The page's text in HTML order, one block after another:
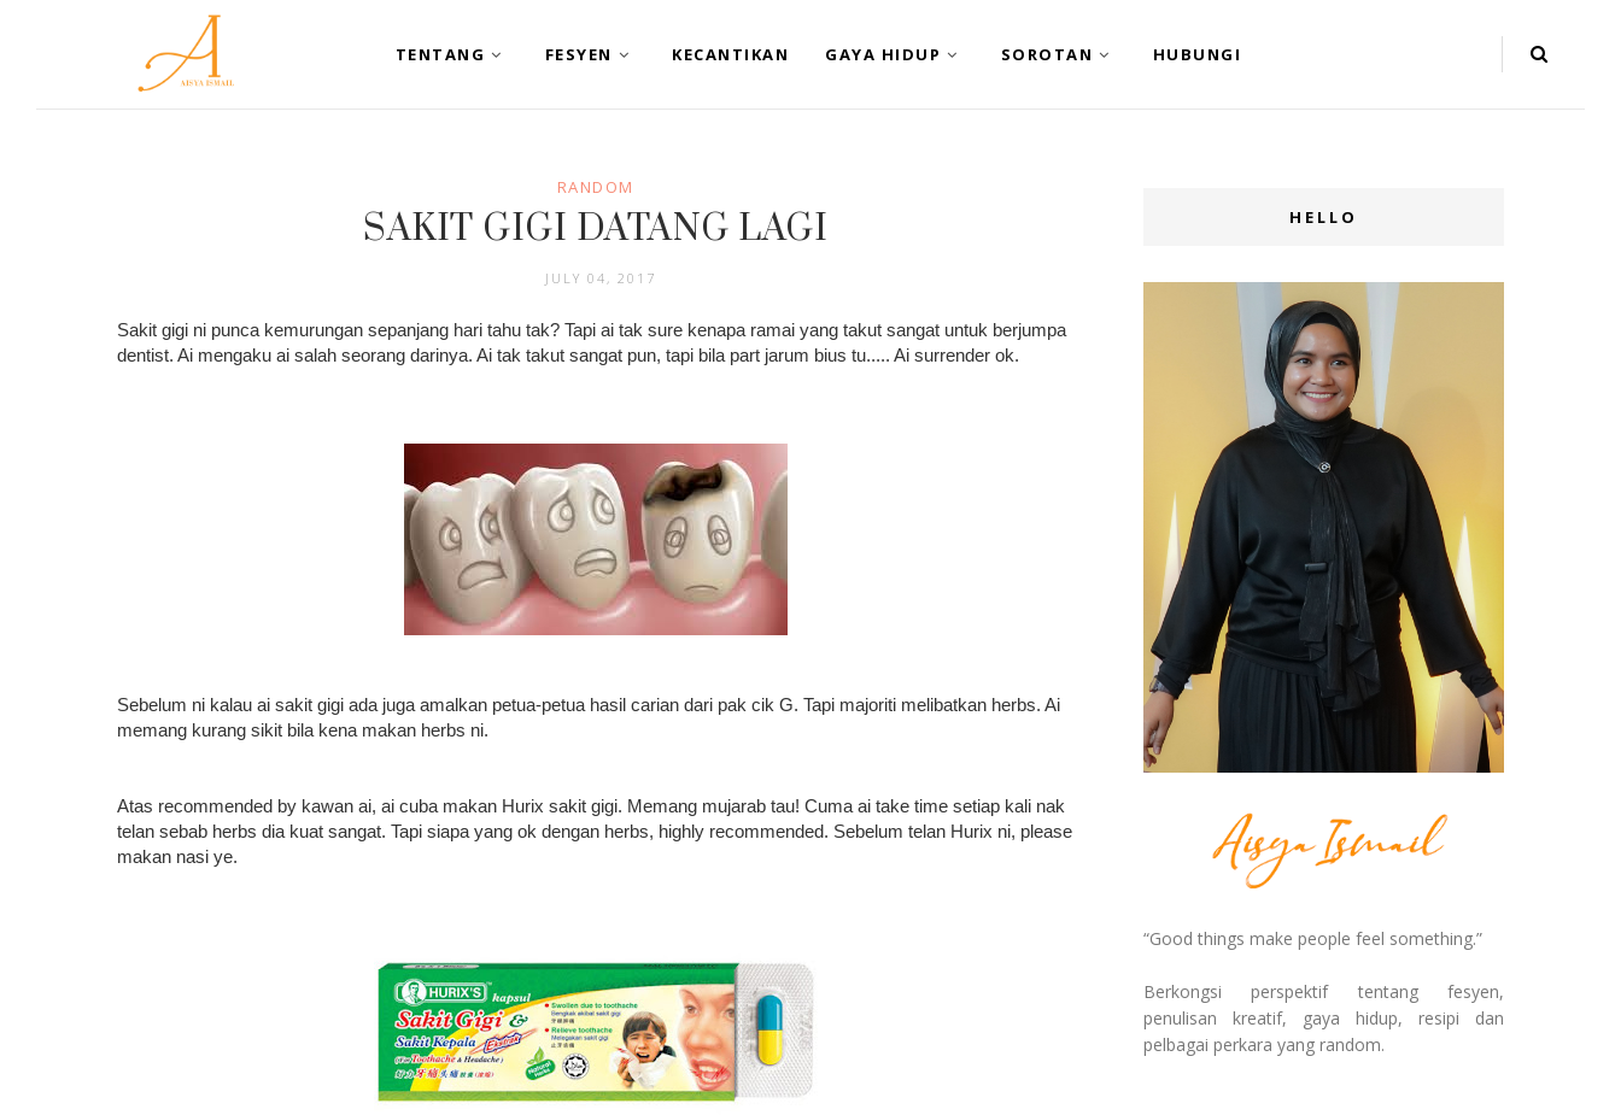
TENTANG FESYEN KECANTIKAN GAYA HIDUP SOROTAN HUBUNGI
RANDOM
SAKIT GIGI DATANG LAGI
JULY 04, 2017
Sakit gigi ni punca kemurungan sepanjang hari tahu tak? Tapi ai tak sure kenapa ramai yang takut sangat untuk berjumpa
dentist. Ai mengaku ai salah seorang darinya. Ai tak takut sangat pun, tapi bila part jarum bius tu..... Ai surrender ok.
Sebelum ni kalau ai sakit gigi ada juga amalkan petua-petua hasil carian dari pak cik G. Tapi majoriti melibatkan herbs. Ai
memang kurang sikit bila kena makan herbs ni.
Atas recommended by kawan ai, ai cuba makan Hurix sakit gigi. Memang mujarab tau! Cuma ai take time setiap kali nak
telan sebab herbs dia kuat sangat. Tapi siapa yang ok dengan herbs, highly recommended. Sebelum telan Hurix ni, please
makan nasi ye.
HELLO
“Good things make people feel something.”
Berkongsi perspektif tentang fesyen,
penulisan kreatif, gaya hidup, resipi dan
pelbagai perkara yang random.